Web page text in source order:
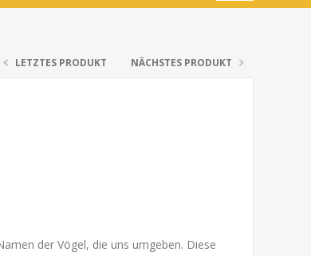
LETZTES PRODUKT NÄCHSTES PRODUKT
der Vögel, die uns umgeben. Diese